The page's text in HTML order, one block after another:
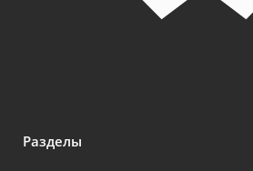
Разделы